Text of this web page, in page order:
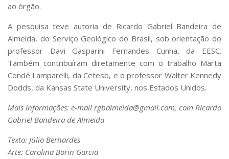
ao órgão.
A pesquisa teve autoria de Ricardo Gabriel Bandeira de
Almeida, do Serviço Geológico do Brasil, sob orientação do
professor Davi Gasparini Fernandes Cunha, da EESC.
Também contribuíram diretamente com o trabalho Marta
Condé Lamparelli, da Cetesb, e o professor Walter Kennedy
Dodds, da Kansas State University, nos Estados Unidos.
Mais informações: e-mail rgbalmeida@gmail.com, com Ricardo
Gabriel Bandeira de Almeida
Texto: Júlio Bernardes
Arte: Carolina Borin Garcia